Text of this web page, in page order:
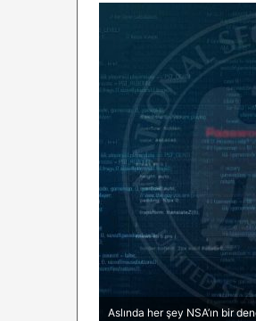
Aslında her şey NSA’ın bir